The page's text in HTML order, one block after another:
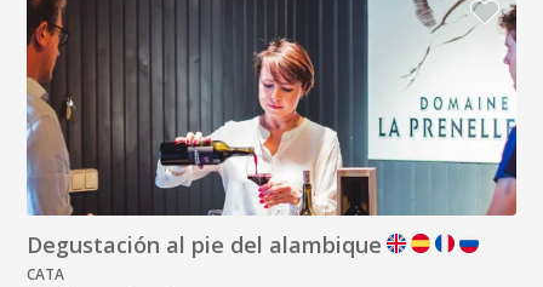
Degustación al pie del alambique
CATA